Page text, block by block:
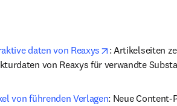
daten von Reaxys opens in new
: Artikelseiten
von Reaxys für verwandte
von führenden Verlagen: Neue Content-